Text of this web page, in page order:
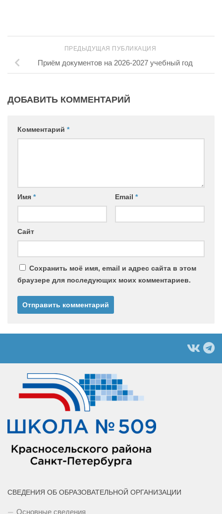
ПРЕДЫДУЩАЯ ПУБЛИКАЦИЯ
Приём документов на 2026-2027 учебный год
ДОБАВИТЬ КОММЕНТАРИЙ
Комментарий *
Имя * Email *
Сайт
Сохранить моё имя, email и адрес сайта в этом
браузере для последующих моих комментариев.
СВЕДЕНИЯ ОБ ОБРАЗОВАТЕЛЬНОЙ ОРГАНИЗАЦИИ
Основные сведения